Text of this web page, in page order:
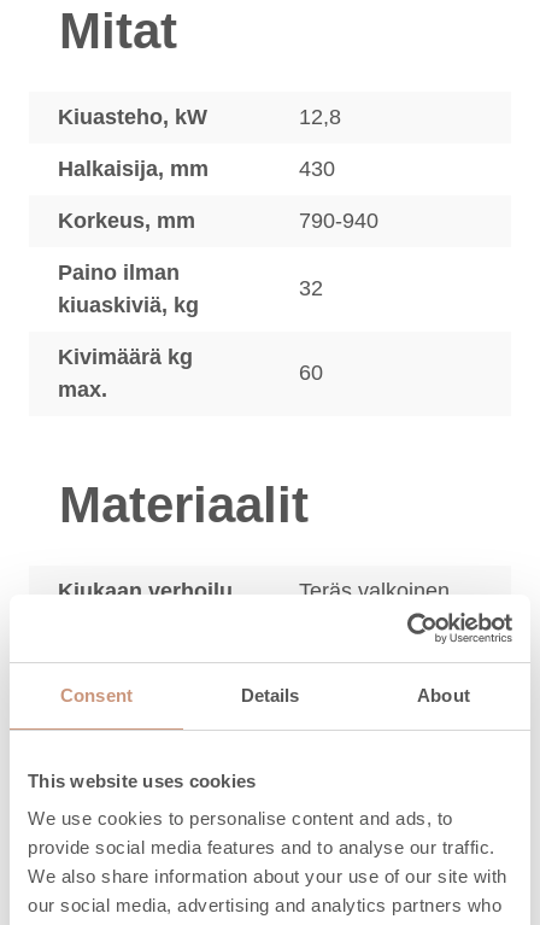
Consent Details About
This website uses cookies
We use cookies to personalise content and ads, to
provide social media features and to analyse our traffic.
We also share information about your use of our site with
our social media, advertising and analytics partners who
Mitat
Kiuasteho, kW 12,8
Halkaisija, mm 430
Korkeus, mm 790-940
Paino ilman
kiuaskiviä, kg
32
Kivimäärä kg
max.
60
Materiaalit
Kiukaan verhoilu Teräs valkoinen
Saunan
minimikoko, m3 11